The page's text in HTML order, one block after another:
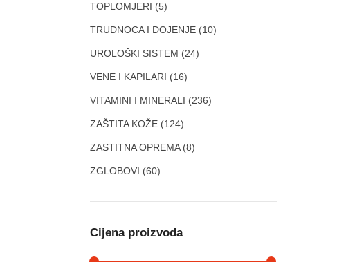
TOPLOMJERI (5)
TRUDNOCA I DOJENJE (10)
UROLOŠKI SISTEM (24)
VENE I KAPILARI (16)
VITAMINI I MINERALI (236)
ZAŠTITA KOŽE (124)
ZASTITNA OPREMA (8)
ZGLOBOVI (60)
Cijena proizvoda